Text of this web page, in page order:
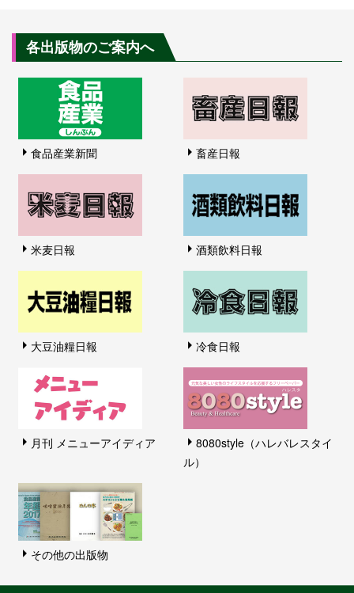
各出版物のご案内へ
食品産業新聞 畜産日報
米麦日報 酒類飲料日報
大豆油糧日報 冷食日報
月刊 メニューアイディア
8080style（ハレバレスタイ
ル）
その他の出版物